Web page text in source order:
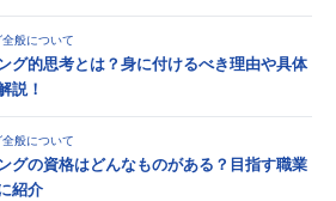
般について
グ的思考とは？身に付けるべき理由や具体
説！
般について
グの資格はどんなものがある？目指す職業
紹介